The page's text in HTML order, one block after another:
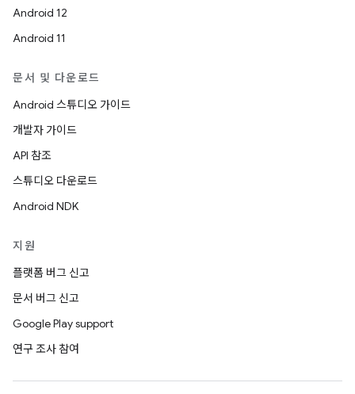
Android 12
Android 11
문서 및 다운로드
Android 스튜디오 가이드
개발자 가이드
API 참조
스튜디오 다운로드
Android NDK
지원
플랫폼 버그 신고
문서 버그 신고
Google Play support
연구 조사 참여